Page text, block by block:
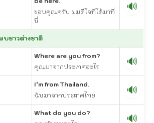
ขอบคุณครับ ผมดีใจที่ได้มาที่
นี่
🔊
บชาวต่างชาติ
Where are you from?
คุณมาจากประเทศอะไร
🔊
I’m from Thailand.
ฉันมาจากประเทศไทย
🔊
What do you do?
🔊